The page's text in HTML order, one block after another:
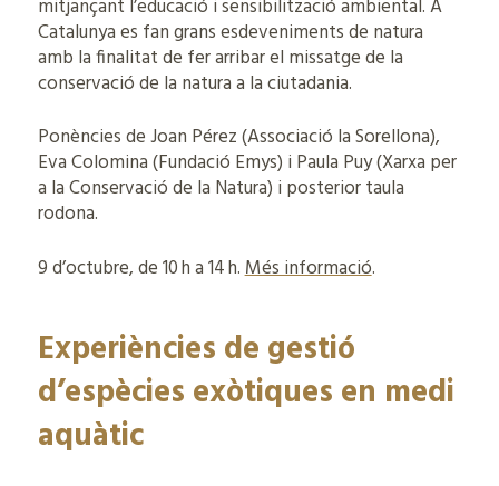
mitjançant l’educació i sensibilització ambiental. A
Catalunya es fan grans esdeveniments de natura
amb la finalitat de fer arribar el missatge de la
conservació de la natura a la ciutadania.
Ponències de Joan Pérez (Associació la Sorellona),
Eva Colomina (Fundació Emys) i Paula Puy (Xarxa per
a la Conservació de la Natura) i posterior taula
rodona.
9 d’octubre, de 10 h a 14 h.Més informació.
Experiències de gestió
d’espècies exòtiques en medi
aquàtic